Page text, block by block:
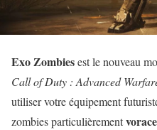
Exo Zombiesest le nouveau
Call of Duty : Advanced
utiliser votre équipement
zombies particulièrement